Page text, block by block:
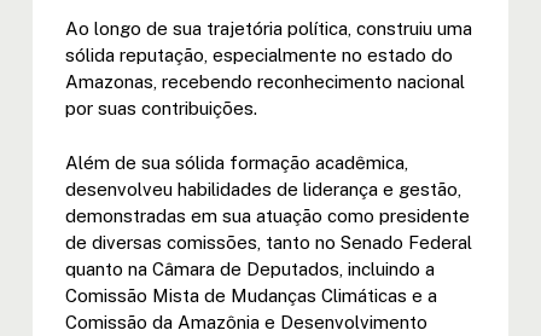
Ao longo de sua trajetória política, construiu uma
sólida reputação, especialmente no estado do
Amazonas, recebendo reconhecimento nacional
por suas contribuições.
Além de sua sólida formação acadêmica,
desenvolveu habilidades de liderança e gestão,
demonstradas em sua atuação como presidente
de diversas comissões, tanto no Senado Federal
quanto na Câmara de Deputados, incluindo a
Comissão Mista de Mudanças Climáticas e a
Comissão da Amazônia e Desenvolvimento